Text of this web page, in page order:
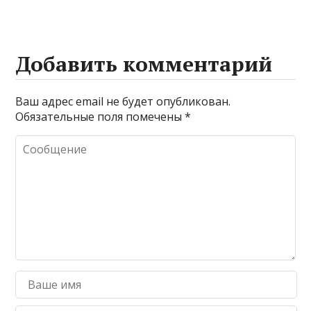
Добавить комментарий
Ваш адрес email не будет опубликован.
Обязательные поля помечены*